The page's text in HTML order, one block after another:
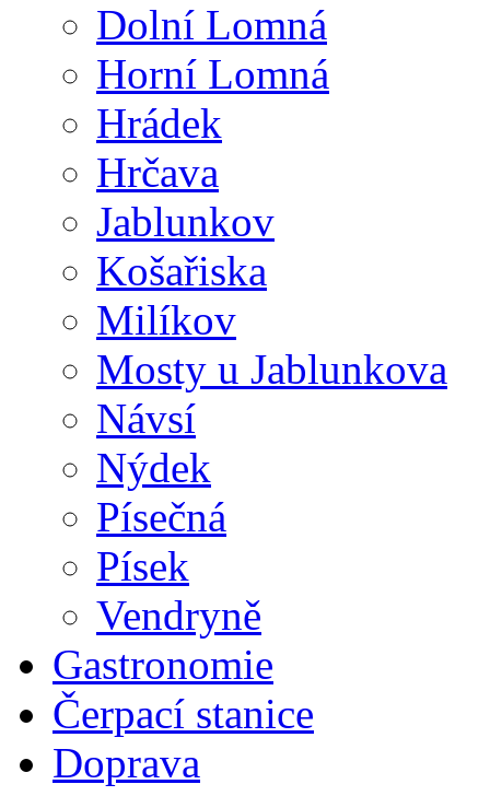
Dolní Lomná
Horní Lomná
Hrádek
Hrčava
Jablunkov
Košařiska
Milíkov
Mosty u Jablunkova
Návsí
Nýdek
Písečná
Písek
Vendryně
Gastronomie
Čerpací stanice
Doprava